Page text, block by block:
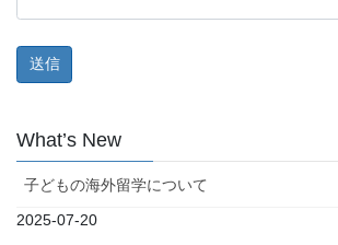
What’s New
子どもの海外留学について
2025-07-20